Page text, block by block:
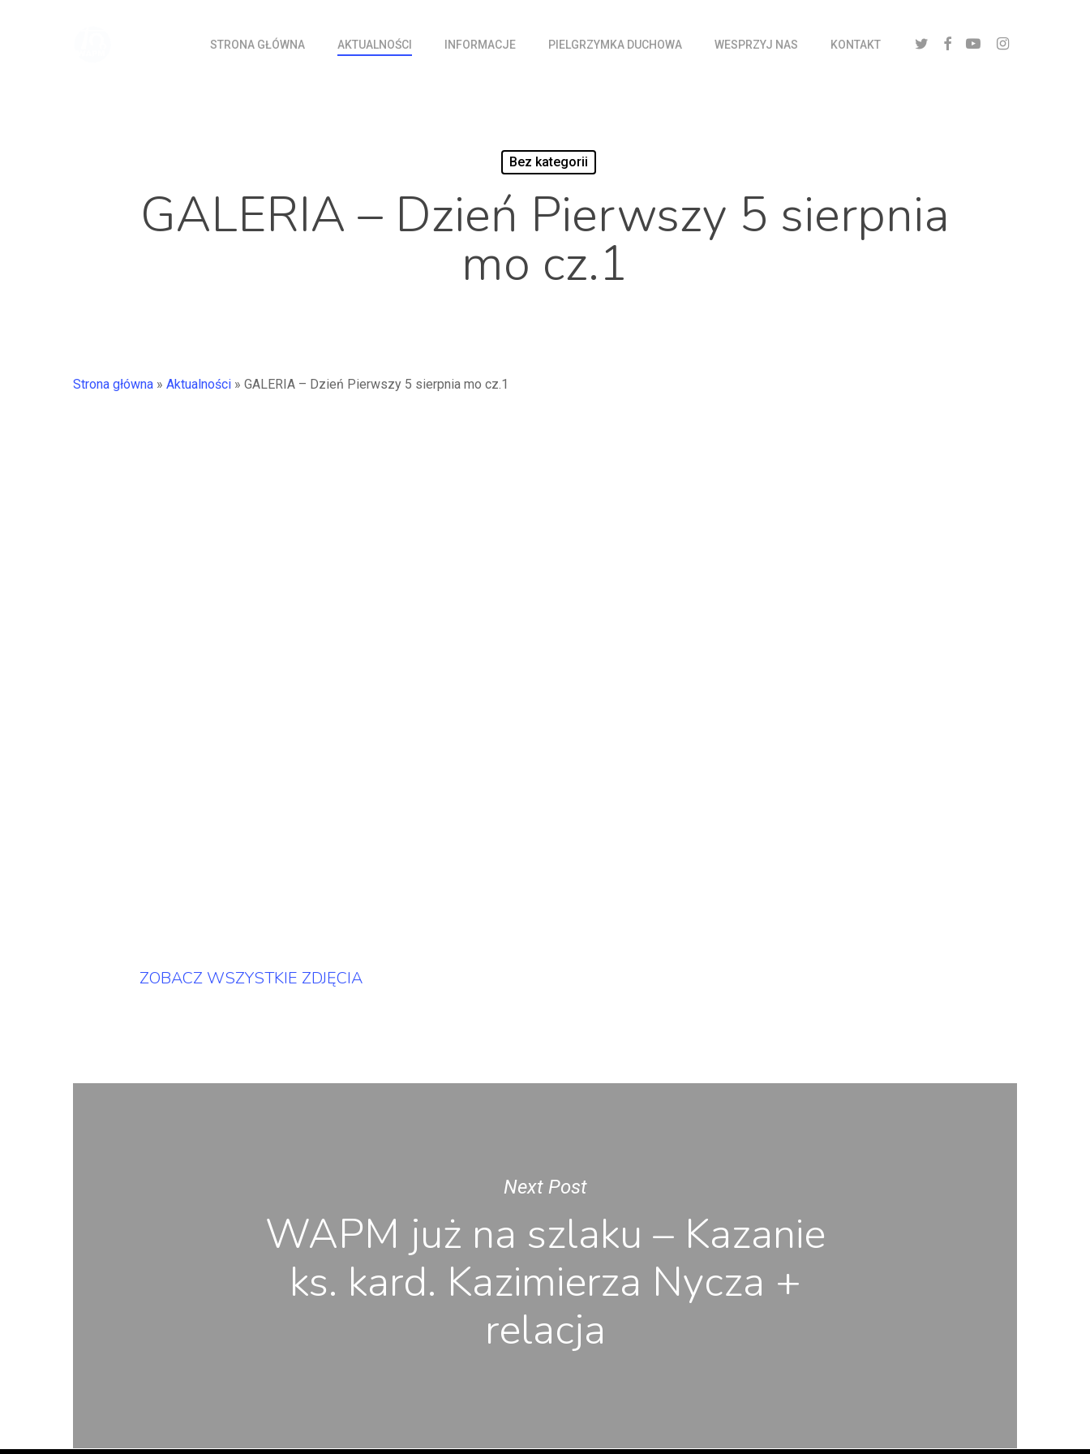
STRONA GŁÓWNA AKTUALNOŚCI INFORMACJE PIELGRZYMKA DUCHOWA WESPRZYJ NAS KONTAKT twitter facebookyoutubeinstagram
Bez kategorii
GALERIA – Dzień Pierwszy 5 sierpnia
mo cz.1
Strona główna » Aktualności » GALERIA – Dzień Pierwszy 5 sierpnia mo cz.1
ZOBACZ WSZYSTKIE ZDJĘCIA
Next Post
WAPM już na szlaku – Kazanie
ks. kard. Kazimierza Nycza +
relacja